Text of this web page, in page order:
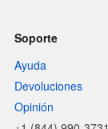
Soporte
Ayuda
Devoluciones
Opinión